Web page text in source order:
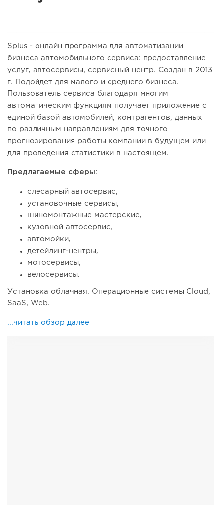
Splus - онлайн программа для автоматизации
бизнеса автомобильного сервиса: предоставление
услуг, автосервисы, сервисный центр. Создан в 2013
г. Подойдет для малого и среднего бизнеса.
Пользователь сервиса благодаря многим
автоматическим функциям получает приложение с
единой базой автомобилей, контрагентов, данных
по различным направлениям для точного
прогнозирования работы компании в будущем или
для проведения статистики в настоящем.
Предлагаемые сферы:
слесарный автосервис,
установочные сервисы,
шиномонтажные мастерские,
кузовной автосервис,
автомойки,
детейлинг-центры,
мотосервисы,
велосервисы.
Установка облачная. Операционные системы Cloud,
SaaS, Web.
...читать обзор далее